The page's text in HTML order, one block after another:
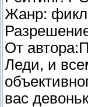
Жанр:
От
Леди, и
вас